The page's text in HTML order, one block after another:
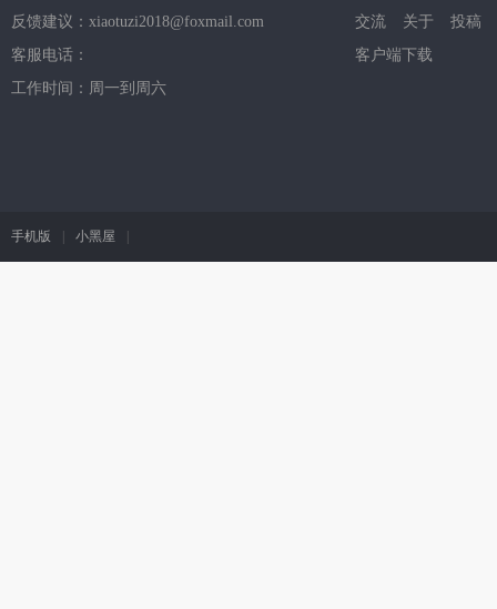
反馈建议：xiaotuzi2018@foxmail.com
客服电话：
工作时间：周一到周六
交流 关于
投稿
客户端下载
手机版 小黑屋